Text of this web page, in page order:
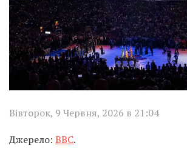
Вівторок, 9 Червня, 2026 в 21:04
Джерело: BBC.